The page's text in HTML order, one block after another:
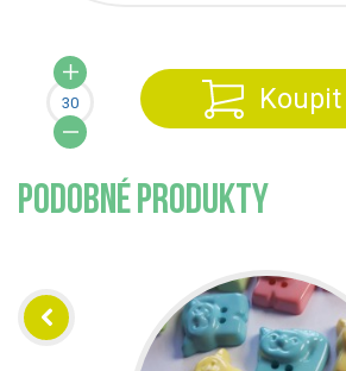
Koupit
PODOBNÉ PRODUKTY